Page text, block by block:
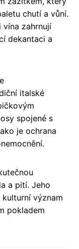
chutí a vůní.
vína zahrnují
dekantaci a
italské
spojené s
je ochrana
a pití. Jeho
význam
pokladem